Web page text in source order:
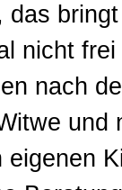
das
nicht
nach
und